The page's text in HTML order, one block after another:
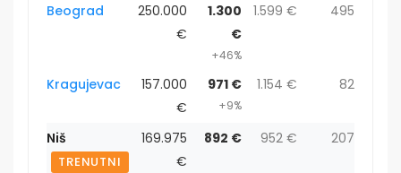
Beograd
250.000
€
1.300
€
+46%
1.599 € 495
Kragujevac
157.000
€
971 €
+9%
1.154 € 82
Niš
TRENUTNI
169.975
€
892 € 952 € 207